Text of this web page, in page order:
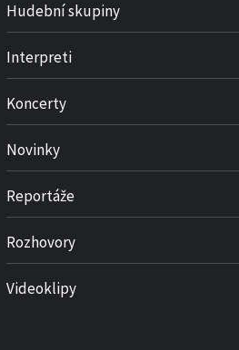
Hudební skupiny
Interpreti
Koncerty
Novinky
Reportáže
Rozhovory
Videoklipy